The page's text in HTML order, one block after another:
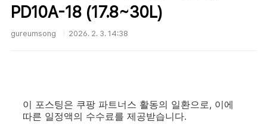
PD10A-18 (17.8~30L)
gureumsong 2026. 2. 3. 14:38
이 포스팅은 쿠팡 파트너스 활동의 일환으로, 이에
따른 일정액의 수수료를 제공받습니다.